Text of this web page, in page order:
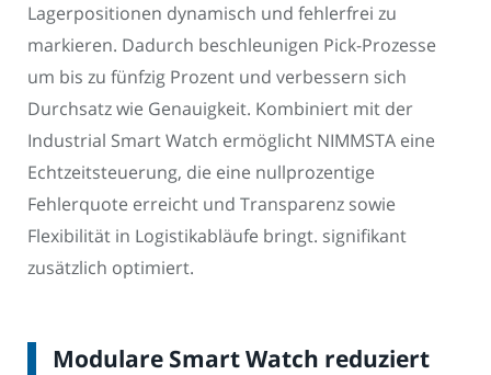
Lagerpositionen dynamisch und fehlerfrei zu
markieren. Dadurch beschleunigen Pick-Prozesse
um bis zu fünfzig Prozent und verbessern sich
Durchsatz wie Genauigkeit. Kombiniert mit der
Industrial Smart Watch ermöglicht NIMMSTA eine
Echtzeitsteuerung, die eine nullprozentige
Fehlerquote erreicht und Transparenz sowie
Flexibilität in Logistikabläufe bringt. signifikant
zusätzlich optimiert.
Modulare Smart Watch reduziert